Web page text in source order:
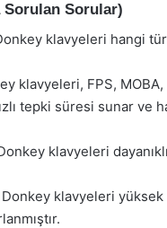
Sorulan Sorular)
klavyeleri hangi
klavyeleri, FPS,
tepki süresi sunar ve
klavyeleri
Donkey klavyeleri